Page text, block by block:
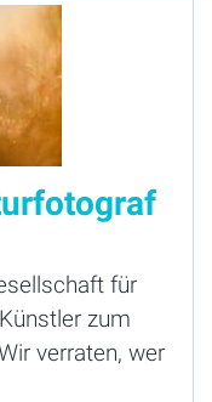
für
zum
verraten, wer